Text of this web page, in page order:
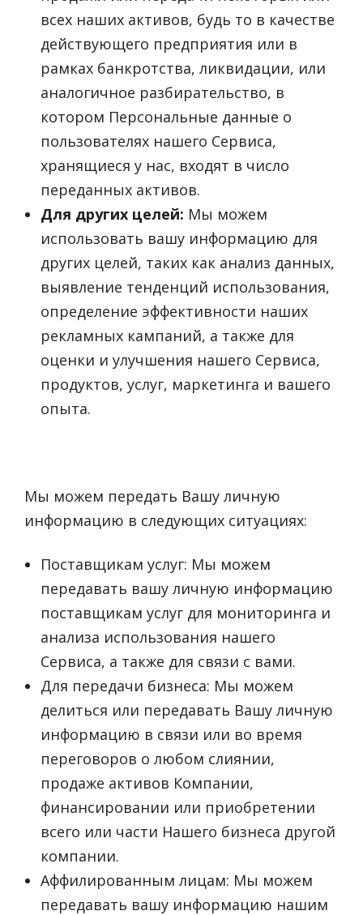
всех наших активов, будь то в качестве
действующего предприятия или в
рамках банкротства, ликвидации, или
аналогичное разбирательство, в
котором Персональные данные о
пользователях нашего Сервиса,
хранящиеся у нас, входят в число
переданных активов.
Для других целей: Мы можем
использовать вашу информацию для
других целей, таких как анализ данных,
выявление тенденций использования,
определение эффективности наших
рекламных кампаний, а также для
оценки и улучшения нашего Сервиса,
продуктов, услуг, маркетинга и вашего
опыта.
Мы можем передать Вашу личную
информацию в следующих ситуациях:
Поставщикам услуг: Мы можем
передавать вашу личную информацию
поставщикам услуг для мониторинга и
анализа использования нашего
Сервиса, а также для связи с вами.
Для передачи бизнеса: Мы можем
делиться или передавать Вашу личную
информацию в связи или во время
переговоров о любом слиянии,
продаже активов Компании,
финансировании или приобретении
всего или части Нашего бизнеса другой
компании.
Аффилированным лицам: Мы можем
передавать вашу информацию нашим